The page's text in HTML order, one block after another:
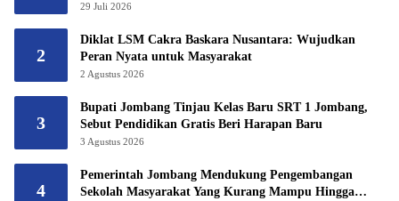
29 Juli 2026
2
Diklat LSM Cakra Baskara Nusantara: Wujudkan
Peran Nyata untuk Masyarakat
2 Agustus 2026
3
Bupati Jombang Tinjau Kelas Baru SRT 1 Jombang,
Sebut Pendidikan Gratis Beri Harapan Baru
3 Agustus 2026
4
Pemerintah Jombang Mendukung Pengembangan
Sekolah Masyarakat Yang Kurang Mampu Hingga